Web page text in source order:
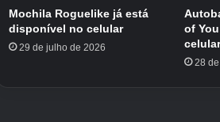
Mochila Roguelike já está
disponível no celular
29 de julho de 2026
of
celular
28